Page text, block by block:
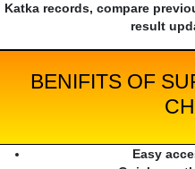
Katka records, compare
result
BENIFITS OF
Easy